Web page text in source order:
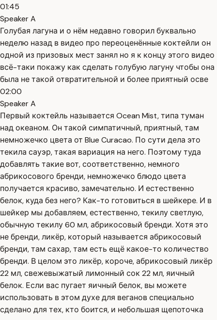
01:45
Speaker A
Голубая лагуна и о нём недавно говорил буквально
неделю назад в видео про переоценённые коктейли он
одной из призовых мест занял но я к концу этого видео
всё-таки покажу как сделать голубую лагуну чтобы она
была не такой отвратительной и более приятный осве
02:00
Speaker A
Первый коктейль называется Ocean Mist, типа туман
над океаном. Он такой симпатичный, приятный, там
немножечко цвета от Blue Curacao. По сути дела это
текила сауэр, такая вариация на него. Поэтому туда
добавлять такие вот, соответственно, немного
абрикосового бренди, немножечко блюдо цвета
получается красиво, замечательно. И естественно
белок, куда без него? Как-то готовиться в шейкере. И в
шейкер мы добавляем, естественно, текилу светлую,
обычную текилу 60 мл, абрикосовый бренди. Хотя это
не бренди, ликёр, который называется абрикосовый
бренди, там сахар, там есть ещё какое-то количество
бренди. В целом это ликёр, короче, абрикосовый ликёр
22 мл, свежевыжатый лимонный сок 22 мл, яичный
белок. Если вас пугает яичный белок, вы можете
использовать в этом духе для веганов специально
сделано для тех, кто боится, и небольшая щепоточка